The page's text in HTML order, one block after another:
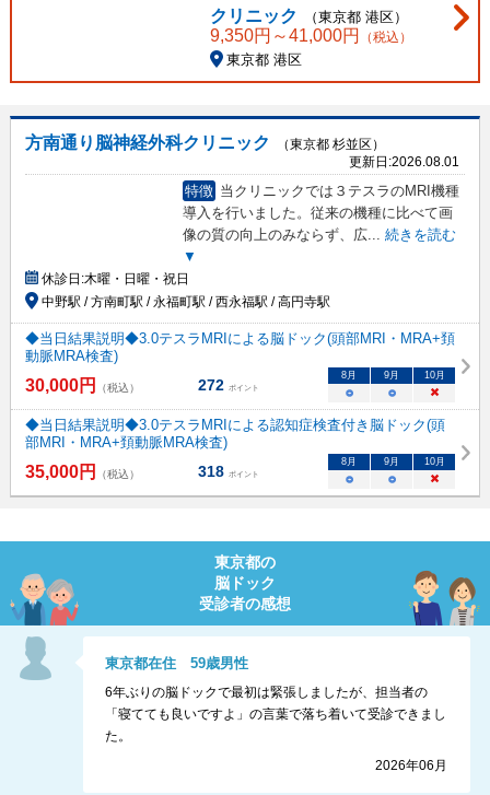
クリニック
（東京都 港区）
9,350円～41,000円 （税込）
東京都 港区
方南通り脳神経外科クリニック
（東京都 杉並区）
更新日:2026.08.01
特徴 当クリニックでは３テスラのMRI機種
導入を行いました。従来の機種に比べて画
像の質の向上のみならず、広... 続きを読む
▼
休診日:木曜・日曜・祝日
中野駅 / 方南町駅 / 永福町駅 / 西永福駅 / 高円寺駅
◆当日結果説明◆3.0テスラMRIによる脳ドック(頭部MRI・MRA+頚
動脈MRA検査)
30,000円 （税込） 272 ポイント
8月 9月 10月
○ ○ ×
◆当日結果説明◆3.0テスラMRIによる認知症検査付き脳ドック(頭
部MRI・MRA+頚動脈MRA検査)
35,000円 （税込） 318 ポイント
8月 9月 10月
○ ○ ×
東京都の
脳ドック
受診者の感想
東京都在住59歳男性
6年ぶりの脳ドックで最初は緊張しましたが、担当者の
「寝てても良いですよ」の言葉で落ち着いて受診できまし
た。
2026年06月